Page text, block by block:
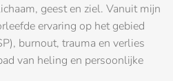
geest en ziel. Vanuit mijn
ervaring op het gebied
burnout, trauma en verlies
van heling en persoonlijke